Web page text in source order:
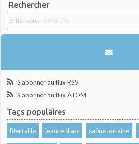
Rechercher
S'abonner au flux RSS
S'abonner au flux ATOM
Tags populaires
Bleurville jeanne d'arc saône lorraine